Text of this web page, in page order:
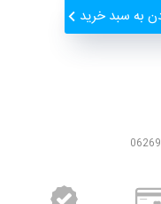
به سبد خرید